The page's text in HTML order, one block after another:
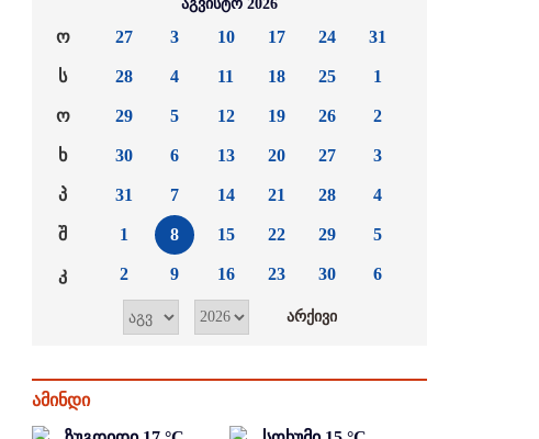
აგვისტო 2026
ო
ს
ო
ხ
პ
შ
კ
27
28
29
30
31
1
2
3
4
5
6
7
8
9
10
11
12
13
14
15
16
17
18
19
20
21
22
23
24
25
26
27
28
29
30
31
1
2
3
4
5
6
ამინდი